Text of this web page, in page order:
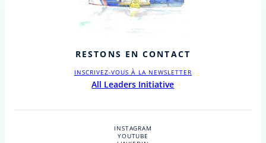
RESTONS EN CONTACT
INSCRIVEZ-VOUS À LA NEWSLETTER
All Leaders Initiative
INSTAGRAM
YOUTUBE